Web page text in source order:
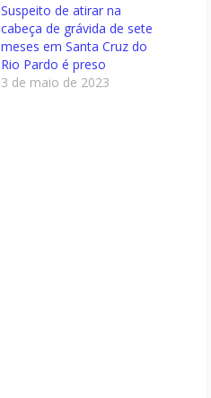
Suspeito de atirar na
cabeça de grávida de sete
meses em Santa Cruz do
Rio Pardo é preso
3 de maio de 2023